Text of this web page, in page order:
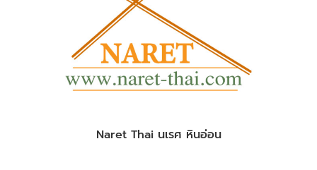
Naret Thai นเรศ หินอ่อน